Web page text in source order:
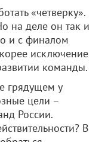
«четверку».
на деле он так и
и с финалом
исключение
команды.
грядущем у
цели –
России.
В